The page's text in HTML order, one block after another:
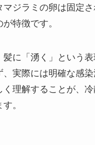
マジラミの卵は固定
特徴です。​
髪に「湧く」という
、実際には明確な感
く理解することが、
。​